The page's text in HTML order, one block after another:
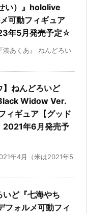
い）』hololive
可動フィギュア
年5月発売予定☆
湊あくあ』 ねんどろい
】ねんどろいど
Widow Ver.
ィギュア【グッド
2021年6月発売予
年4月（米は2021年5
いど『七海やち
フォルメ可動フィ